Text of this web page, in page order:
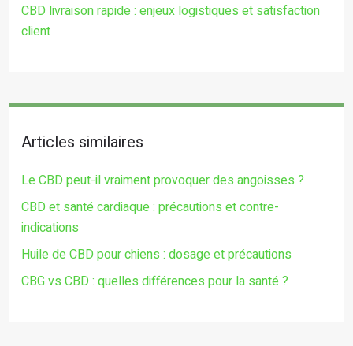
CBD livraison rapide : enjeux logistiques et satisfaction
client
Articles similaires
Le CBD peut-il vraiment provoquer des angoisses ?
CBD et santé cardiaque : précautions et contre-
indications
Huile de CBD pour chiens : dosage et précautions
CBG vs CBD : quelles différences pour la santé ?